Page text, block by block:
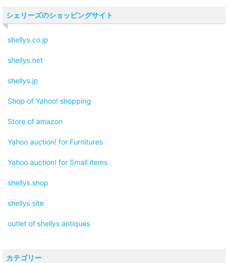
シェリーズのショッピングサイト
shellys.co.jp
shellys.net
shellys.jp
Shop of Yahoo! shopping
Store of amazon
Yahoo auction! for Furnitures
Yahoo auction! for Small items
shellys.shop
shellys.site
outlet of shellys antiques
カテゴリー